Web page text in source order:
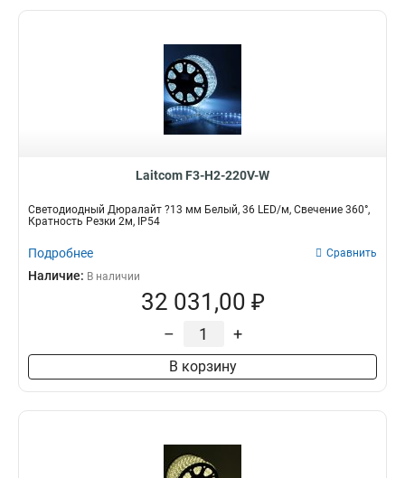
Laitcom F3-H2-220V-W
Светодиодный Дюралайт ?13 мм Белый, 36 LED/м, Свечение 360°,
Кратность Резки 2м, IP54
Подробнее Сравнить
Наличие: В наличии
32 031,00 ₽
– +
В корзину